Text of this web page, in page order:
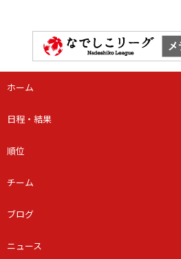
ホーム
日程・結果
順位
チーム
ブログ
ニュース